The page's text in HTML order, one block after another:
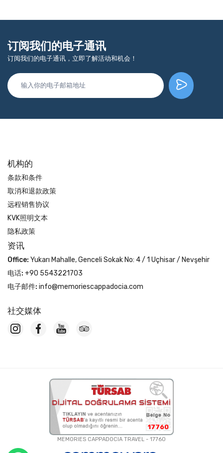
订阅我们的电子通讯
订阅我们的电子通讯，立即了解活动和机会！
机构的
条款和条件
取消和退款政策
远程销售协议
KVK照明文本
隐私政策
资讯
Office: Yukarı Mahalle, Genceli Sokak No: 4 / 1 Uçhisar / Nevşehir
电话: +90 5543221703
电子邮件: info@memoriescappadocia.com
社交媒体
17760
MEMORIES CAPPADOCIA TRAVEL - 17760